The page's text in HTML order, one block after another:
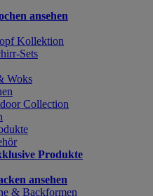
ansehen
Kollektion
Sets
Woks
Collection
Produkte
ansehen
& Backformen